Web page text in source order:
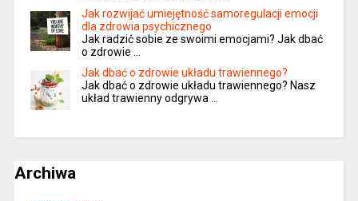
Jak rozwijać umiejętność samoregulacji emocji
dla zdrowia psychicznego
Jak radzić sobie ze swoimi emocjami? Jak dbać
o zdrowie …
Jak dbać o zdrowie układu trawiennego?
Jak dbać o zdrowie układu trawiennego? Nasz
układ trawienny odgrywa …
Archiwa